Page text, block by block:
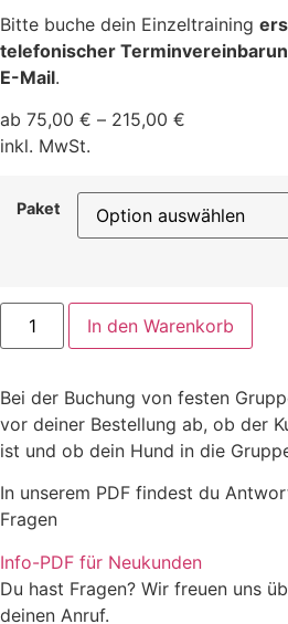
Bitte buche dein Einzeltraining
telefonischer
E-Mail.
ab 75,00 € – 215,00 €
inkl. MwSt.
Paket
Einzeltraining
Menge
In den Warenkorb
Bei der Buchung von festen
vor deiner Bestellung ab, ob der
ist und ob dein Hund in die
In unserem PDF findest du
Fragen
Info-PDF für Neukunden
Du hast Fragen? Wir freuen uns
deinen Anruf.